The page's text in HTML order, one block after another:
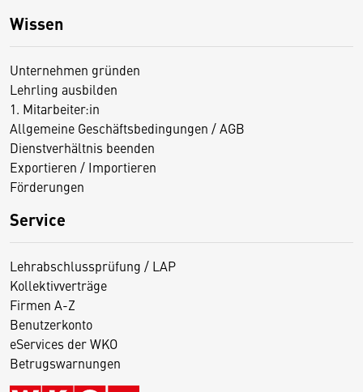
Wissen
Unternehmen gründen
Lehrling ausbilden
1. Mitarbeiter:in
Allgemeine Geschäftsbedingungen / AGB
Dienstverhältnis beenden
Exportieren / Importieren
Förderungen
Service
Lehrabschlussprüfung / LAP
Kollektivverträge
Firmen A-Z
Benutzerkonto
eServices der WKO
Betrugswarnungen